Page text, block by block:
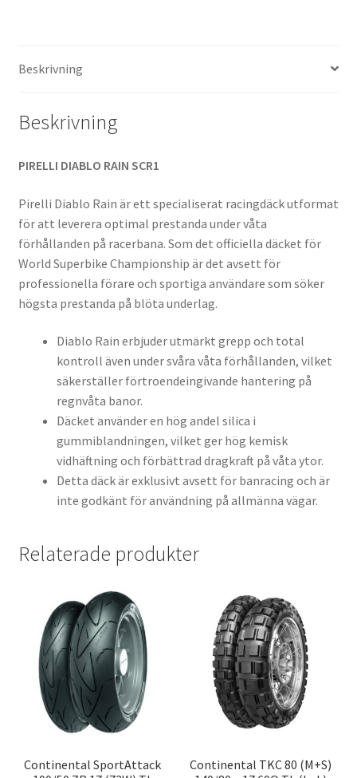
(fram)
Beskrivning
Beskrivning
PIRELLI DIABLO RAIN SCR1
Pirelli Diablo Rain är ett specialiserat racingdäck utformat
för att leverera optimal prestanda under våta
förhållanden på racerbana. Som det officiella däcket för
World Superbike Championship är det avsett för
professionella förare och sportiga användare som söker
högsta prestanda på blöta underlag.
Diablo Rain erbjuder utmärkt grepp och total
kontroll även under svåra våta förhållanden, vilket
säkerställer förtroendeingivande hantering på
regnvåta banor.
Däcket använder en hög andel silica i
gummiblandningen, vilket ger hög kemisk
vidhäftning och förbättrad dragkraft på våta ytor.
Detta däck är exklusivt avsett för banracing och är
inte godkänt för användning på allmänna vägar.
Relaterade produkter
Continental SportAttack
Continental TKC 80 (M+S)